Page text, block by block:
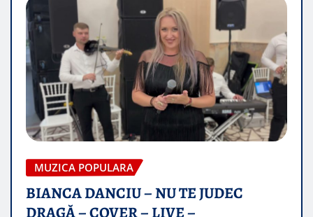
MUZICA POPULARA
BIANCA DANCIU – NU TE JUDEC
DRAGĂ – COVER – LIVE –